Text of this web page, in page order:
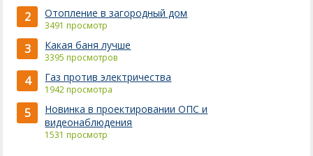
2 Отопление в загородный дом
3491 просмотр
3 Какая баня лучше
3395 просмотров
4 Газ против электричества
1942 просмотра
5
Новинка в проектировании ОПС и
видеонаблюдения
1531 просмотр